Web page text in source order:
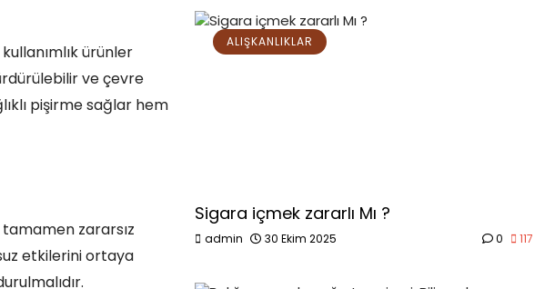
ürünler
ve çevre
pişirme sağlar hem
zararsız
etkilerini ortaya
ALIŞKANLIKLAR
Sigara içmek zararlı Mı ?
admin 30 Ekim 2025 0 117